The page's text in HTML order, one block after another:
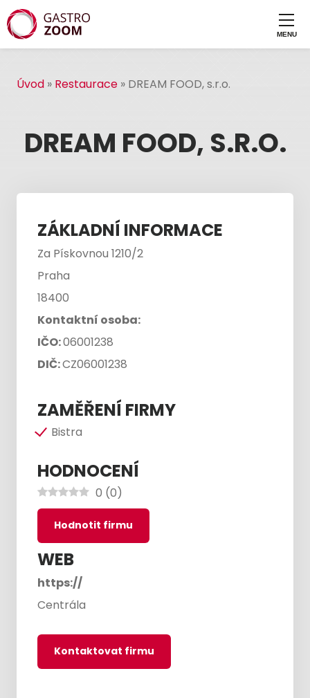
Úvod » Restaurace » DREAM FOOD, s.r.o.
DREAM FOOD, S.R.O.
ZÁKLADNÍ INFORMACE
Za Pískovnou 1210/2
Praha
18400
Kontaktní osoba:
IČO:06001238
DIČ:CZ06001238
ZAMĚŘENÍ FIRMY
Bistra
HODNOCENÍ
0 (0)
Hodnotit firmu
WEB
https://
Centrála
Kontaktovat firmu